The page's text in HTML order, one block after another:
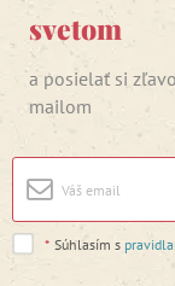
svetom
a posielať si
mailom
* Súhlasím s